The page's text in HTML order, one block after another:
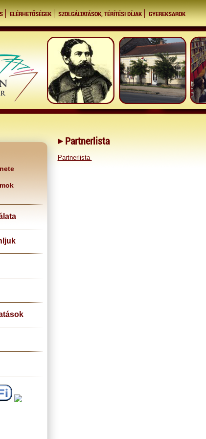
ELÉRHETŐSÉGEK SZOLGÁLTATÁSOK, TÉRÍTÉSI DÍJAK GYEREKSAROK
Partnerlista
Partnerlista